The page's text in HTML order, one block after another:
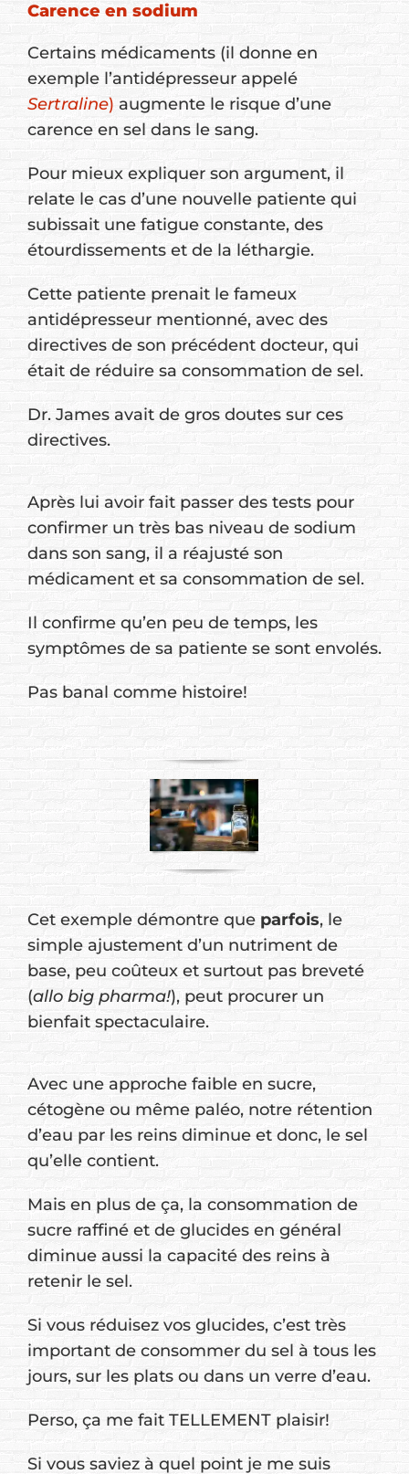
Carence en sodium
Certains médicaments (il donne en
exemple l’antidépresseur appelé
Sertraline) augmente le risque d’une
carence en sel dans le sang.
Pour mieux expliquer son argument, il
relate le cas d’une nouvelle patiente qui
subissait une fatigue constante, des
étourdissements et de la léthargie.
Cette patiente prenait le fameux
antidépresseur mentionné, avec des
directives de son précédent docteur, qui
était de réduire sa consommation de sel.
Dr. James avait de gros doutes sur ces
directives.
Après lui avoir fait passer des tests pour
confirmer un très bas niveau de sodium
dans son sang, il a réajusté son
médicament et sa consommation de sel.
Il confirme qu’en peu de temps, les
symptômes de sa patiente se sont envolés.
Pas banal comme histoire!
Cet exemple démontre que parfois, le
simple ajustement d’un nutriment de
base, peu coûteux et surtout pas breveté
(allo big pharma!), peut procurer un
bienfait spectaculaire.
Avec une approche faible en sucre,
cétogène ou même paléo, notre rétention
d’eau par les reins diminue et donc, le sel
qu’elle contient.
Mais en plus de ça, la consommation de
sucre raffiné et de glucides en général
diminue aussi la capacité des reins à
retenir le sel.
Si vous réduisez vos glucides, c’est très
important de consommer du sel à tous les
jours, sur les plats ou dans un verre d’eau.
Perso, ça me fait TELLEMENT plaisir!
Si vous saviez à quel point je me suis